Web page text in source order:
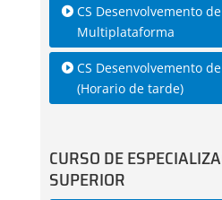
CS Desenvolvemento
Multiplataforma
CS Desenvolvemento
(Horario de tarde)
CURSO DE
SUPERIOR